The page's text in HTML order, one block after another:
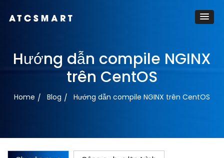
Hướng dẫn compile NGINX
trên CentOS
Home Blog Hướng dẫn compile NGINX trên CentOS